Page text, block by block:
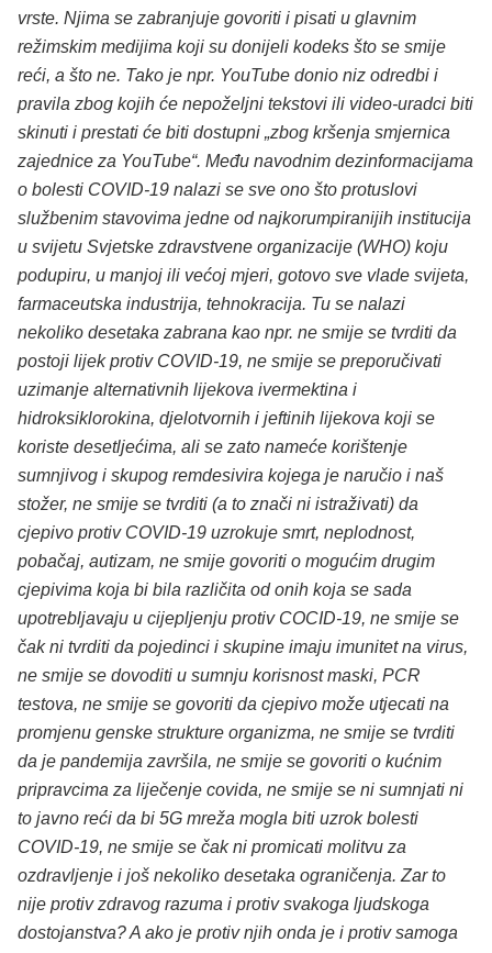
vrste. Njima se zabranjuje govoriti i pisati u glavnim
režimskim medijima koji su donijeli kodeks što se smije
reći, a što ne. Tako je npr. YouTube donio niz odredbi i
pravila zbog kojih će nepoželjni tekstovi ili video-uradci biti
skinuti i prestati će biti dostupni „zbog kršenja smjernica
zajednice za YouTube“. Među navodnim dezinformacijama
o bolesti COVID-19 nalazi se sve ono što protuslovi
službenim stavovima jedne od najkorumpiranijih institucija
u svijetu Svjetske zdravstvene organizacije (WHO) koju
podupiru, u manjoj ili većoj mjeri, gotovo sve vlade svijeta,
farmaceutska industrija, tehnokracija. Tu se nalazi
nekoliko desetaka zabrana kao npr. ne smije se tvrditi da
postoji lijek protiv COVID-19, ne smije se preporučivati
uzimanje alternativnih lijekova ivermektina i
hidroksiklorokina, djelotvornih i jeftinih lijekova koji se
koriste desetljećima, ali se zato nameće korištenje
sumnjivog i skupog remdesivira kojega je naručio i naš
stožer, ne smije se tvrditi (a to znači ni istraživati) da
cjepivo protiv COVID-19 uzrokuje smrt, neplodnost,
pobačaj, autizam, ne smije govoriti o mogućim drugim
cjepivima koja bi bila različita od onih koja se sada
upotrebljavaju u cijepljenju protiv COCID-19, ne smije se
čak ni tvrditi da pojedinci i skupine imaju imunitet na virus,
ne smije se dovoditi u sumnju korisnost maski, PCR
testova, ne smije se govoriti da cjepivo može utjecati na
promjenu genske strukture organizma, ne smije se tvrditi
da je pandemija završila, ne smije se govoriti o kućnim
pripravcima za liječenje covida, ne smije se ni sumnjati ni
to javno reći da bi 5G mreža mogla biti uzrok bolesti
COVID-19, ne smije se čak ni promicati molitvu za
ozdravljenje i još nekoliko desetaka ograničenja. Zar to
nije protiv zdravog razuma i protiv svakoga ljudskoga
dostojanstva? A ako je protiv njih onda je i protiv samoga